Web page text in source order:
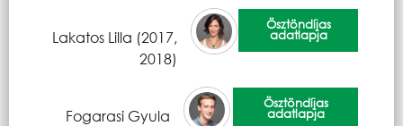
Lakatos Lilla (2017,
2018)
Ösztöndíjas
adatlapja
Fogarasi Gyula
Ösztöndíjas
adatlapja